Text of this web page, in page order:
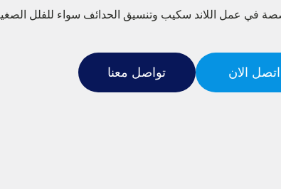
في عمل اللاند سكيب وتنسيق الحدائف سواء للفلل
اتصل الان تواصل معنا